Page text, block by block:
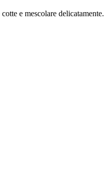
e mescolare delicatamente.